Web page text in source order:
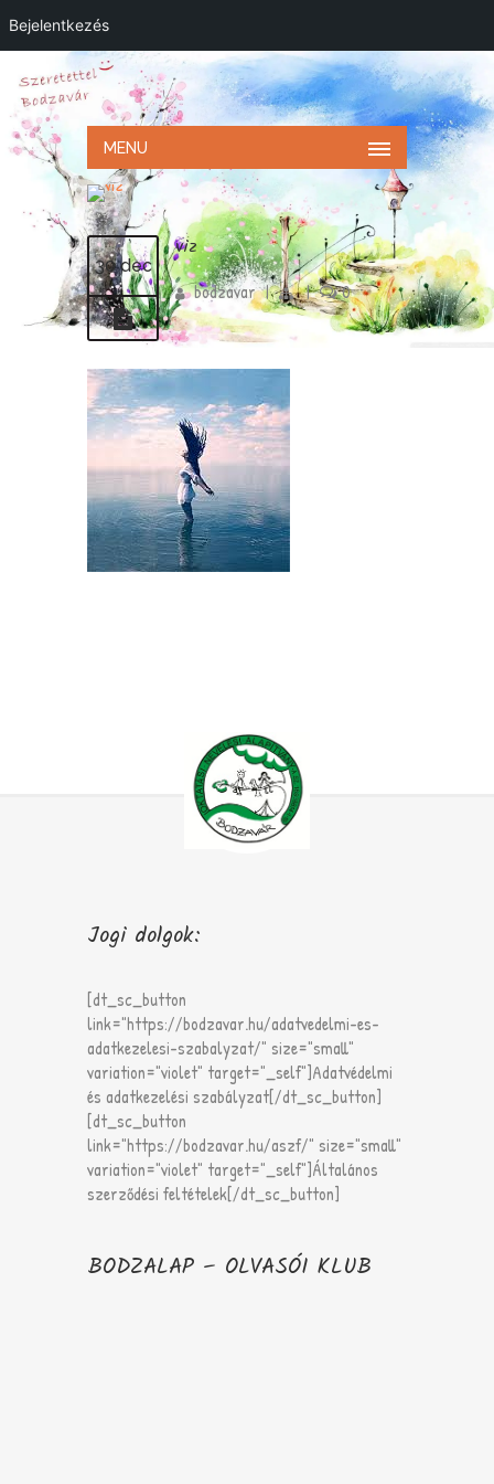
Bejelentkezés
MENU
30 dec
viz
bodzavar | | 0
Jogi dolgok:
[dt_sc_button
link="https://bodzavar.hu/adatvedelmi-es-
adatkezelesi-szabalyzat/" size="small"
variation="violet" target="_self"]Adatvédelmi
és adatkezelési szabályzat[/dt_sc_button]
[dt_sc_button
link="https://bodzavar.hu/aszf/" size="small"
variation="violet" target="_self"]Általános
szerződési feltételek[/dt_sc_button]
BODZALAP – OLVASÓI KLUB